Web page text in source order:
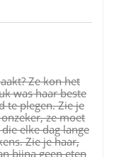
Ze kon het
was haar beste
te plegen. Zie je
ze moet
elke dag lange
Zie je haar,
bijna geen eten